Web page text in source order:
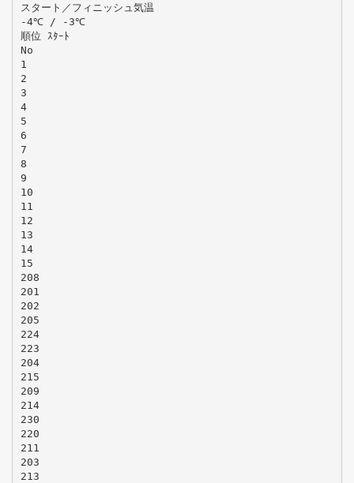
スタート／フィニッシュ気温
-4℃ / -3℃
順位 ｽﾀｰﾄ
No
1
2
3
4
5
6
7
8
9
10
11
12
13
14
15
208
201
202
205
224
223
204
215
209
214
230
220
211
203
213